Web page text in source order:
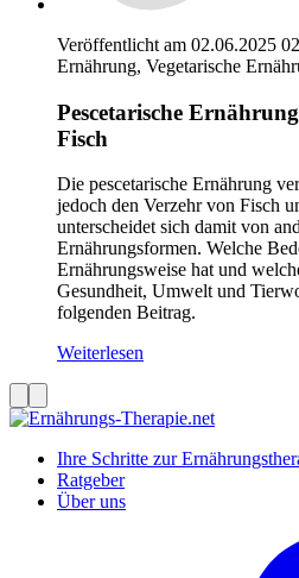
Veröffentlicht am 02.06.2025
Ernährung, Vegetarische
Pescetarische
Fisch
Die pescetarische Ernährung
jedoch den Verzehr von Fisch
unterscheidet sich damit von
Ernährungsformen. Welche
Ernährungsweise hat und
Gesundheit, Umwelt und
folgenden Beitrag.
Weiterlesen
Ihre Schritte zur
Ratgeber
Über uns